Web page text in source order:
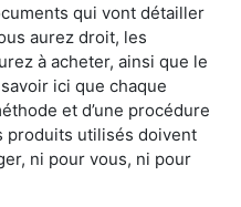
qui vont détailler
aurez droit, les
à acheter, ainsi que le
ici que chaque
et d’une procédure
produits utilisés doivent
ni pour vous, ni pour